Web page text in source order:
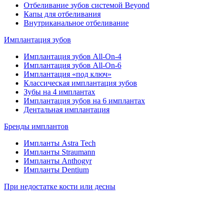
Отбеливание зубов системой Beyond
Капы для отбеливания
Внутриканальное отбеливание
Имплантация зубов
Имплантация зубов All-On-4
Имплантация зубов All-On-6
Имплантация «под ключ»
Классическая имплантация зубов
Зубы на 4 имплантах
Имплантация зубов на 6 имплантах
Дентальная имплантация
Бренды имплантов
Импланты Astra Tech
Импланты Straumann
Импланты Anthogyr
Импланты Dentium
При недостатке кости или десны